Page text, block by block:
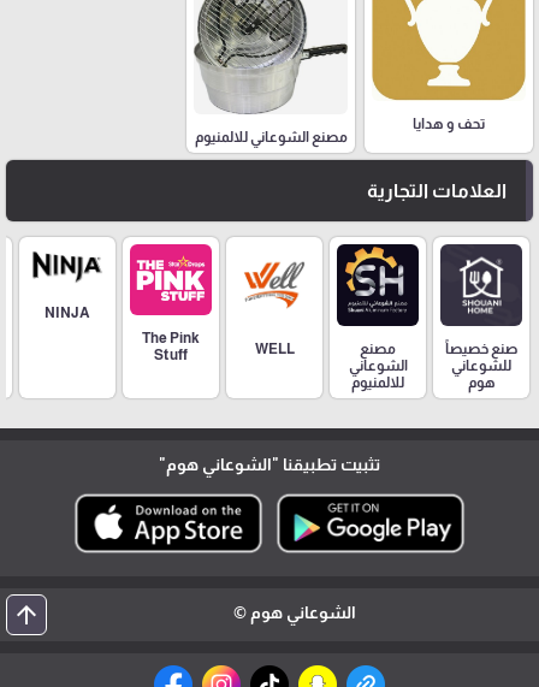
تحف و هدايا
مصنع الشوعاني للالمنيوم
العلامات التجارية
صنع خصيصاً
للشوعاني
هوم
مصنع
الشوعاني
للالمنيوم
WELL
The Pink
Stuff
NINJA
تثبيت تطبيقنا "الشوعاني هوم"
الشوعاني هوم © arrow_upward